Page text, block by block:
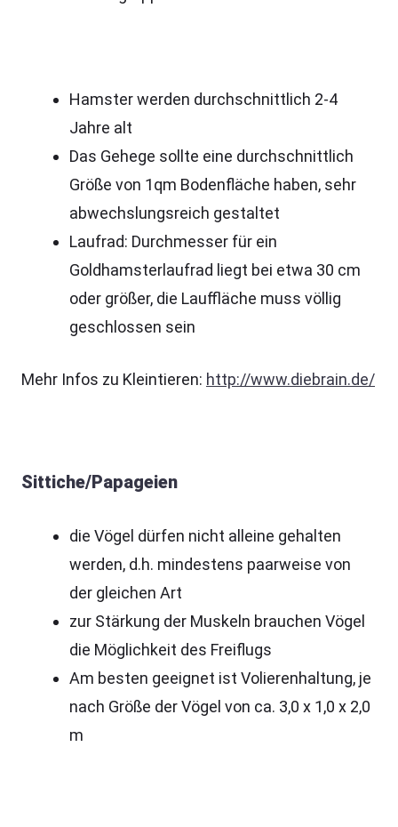
Hamster werden durchschnittlich 2-4
Jahre alt
Das Gehege sollte eine durchschnittlich
Größe von 1qm Bodenfläche haben, sehr
abwechslungsreich gestaltet
Laufrad: Durchmesser für ein
Goldhamsterlaufrad liegt bei etwa 30 cm
oder größer, die Lauffläche muss völlig
geschlossen sein
Mehr Infos zu Kleintieren: http://www.diebrain.de/
Sittiche/Papageien
die Vögel dürfen nicht alleine gehalten
werden, d.h. mindestens paarweise von
der gleichen Art
zur Stärkung der Muskeln brauchen Vögel
die Möglichkeit des Freiflugs
Am besten geeignet ist Volierenhaltung, je
nach Größe der Vögel von ca. 3,0 x 1,0 x 2,0
m